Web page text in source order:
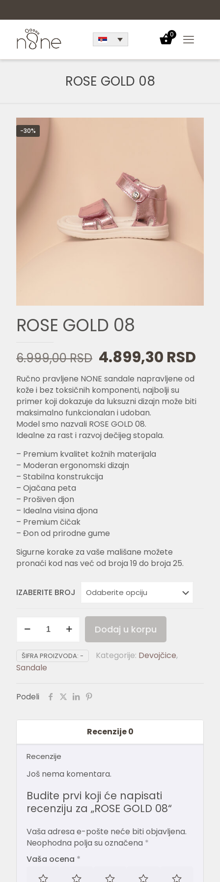
0
ROSE GOLD 08
-30%
ROSE GOLD 08
6.999,00RSD Originalna
cena
je
bila:
6.999,00 RSD.
4.899,30 RSD
Ručno pravljene NONE sandale napravljene od
kože i bez toksičnih komponenti, najbolji su
primer koji dokazuje da luksuzni dizajn može biti
maksimalno funkcionalan i udoban.
Model smo nazvali ROSE GOLD 08.
Idealne za rast i razvoj dečijeg stopala.
– Premium kvalitet kožnih materijala
– Moderan ergonomski dizajn
– Stabilna konstrukcija
– Ojačana peta
– Prošiven djon
– Idealna visina djona
– Premium čičak
– Đon od prirodne gume
Sigurne korake za vaše mališane možete
pronaći kod nas već od broja 19 do broja 25.
IZABERITE BROJ
GOLD
količina
Dodaj u korpu
ŠIFRA PROIZVODA: - Kategorije: Devojčice,
Sandale
Podeli
Recenzije0
Recenzije
Još nema komentara.
Budite prvi koji će napisati
recenziju za „ROSE GOLD 08“
Vaša adresa e-pošte neće biti objavljena.
Neophodna polja su označena *
Vaša ocena *